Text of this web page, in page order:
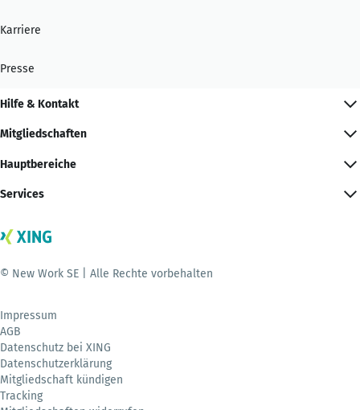
Karriere
Presse
Hilfe & Kontakt
Mitgliedschaften
Hauptbereiche
Services
© New Work SE | Alle Rechte vorbehalten
Impressum
AGB
Datenschutz bei XING
Datenschutzerklärung
Mitgliedschaft kündigen
Tracking